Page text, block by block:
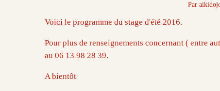
Par
Voici le programme du stage d'été 2016.
Pour plus de renseignements concernant ( entre
au 06 13 98 28 39.
A bientôt